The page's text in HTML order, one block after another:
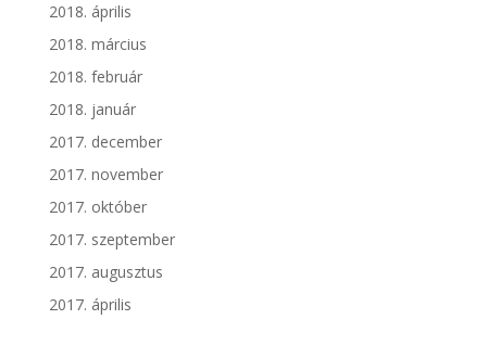
2018. április
2018. március
2018. február
2018. január
2017. december
2017. november
2017. október
2017. szeptember
2017. augusztus
2017. április